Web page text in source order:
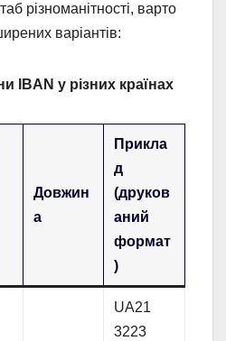
різноманітності, варто
варіантів:
IBAN у різних країнах
Довжин
а
Прикла
д
(друков
аний
формат
)
UA21
3223